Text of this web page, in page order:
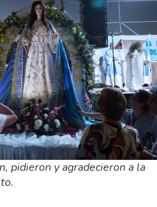
pidieron y agradecieron a la